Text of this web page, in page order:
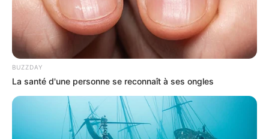
BUZZDAY
La santé d'une personne se reconnaît à ses ongles